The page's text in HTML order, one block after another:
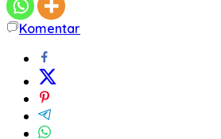
Komentar